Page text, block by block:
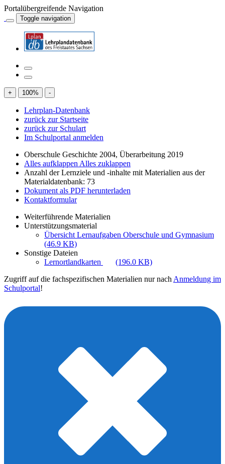
Portalübergreifende Navigation
Toggle navigation
+ 100% -
Lehrplan-Datenbank
zurück zur Startseite
zurück zur Schulart
Im Schulportal anmelden
Oberschule Geschichte 2004, Überarbeitung 2019
Alles aufklappen Alles zuklappen
Anzahl der Lernziele und -inhalte mit Materialien aus der
Materialdatenbank: 73
Dokument als PDF herunterladen
Kontaktformular
Weiterführende Materialien
Unterstützungsmaterial
Übersicht Lernaufgaben Oberschule und Gymnasium
(46.9 KB)
Sonstige Dateien
Lernortlandkarten
(196.0 KB)
Zugriff auf die fachspezifischen Materialien nur nach Anmeldung im
Schulportal!